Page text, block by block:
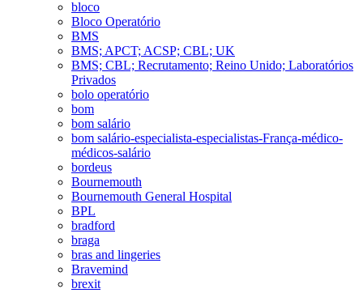
bloco
Bloco Operatório
BMS
BMS; APCT; ACSP; CBL; UK
BMS; CBL; Recrutamento; Reino Unido; Laboratórios
Privados
bolo operatório
bom
bom salário
bom salário-especialista-especialistas-França-médico-
médicos-salário
bordeus
Bournemouth
Bournemouth General Hospital
BPL
bradford
braga
bras and lingeries
Bravemind
brexit